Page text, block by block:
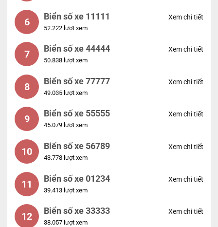
6 Biển số xe 11111
52.222 lượt xem
Xem chi tiết
7 Biển số xe 44444
50.838 lượt xem
Xem chi tiết
8 Biển số xe 77777
49.035 lượt xem
Xem chi tiết
9 Biển số xe 55555
45.079 lượt xem
Xem chi tiết
10 Biển số xe 56789
43.778 lượt xem
Xem chi tiết
11 Biển số xe 01234
39.413 lượt xem
Xem chi tiết
12 Biển số xe 33333
38.057 lượt xem
Xem chi tiết